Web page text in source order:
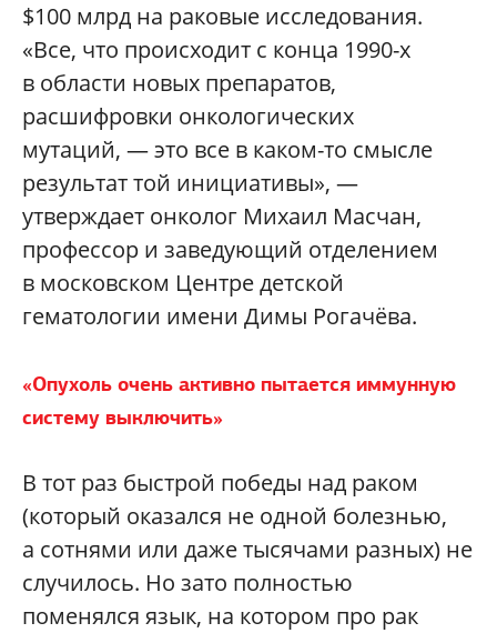
$100 млрд на раковые исследования.
«Все, что происходит с конца 1990-х
в области новых препаратов,
расшифровки онкологических
мутаций, — это все в каком-то смысле
результат той инициативы», —
утверждает онколог Михаил Масчан,
профессор и заведующий отделением
в московском Центре детской
гематологии имени Димы Рогачёва.
«Опухоль очень активно пытается иммунную
систему выключить»
В тот раз быстрой победы над раком
(который оказался не одной болезнью,
а сотнями или даже тысячами разных) не
случилось. Но зато полностью
поменялся язык, на котором про рак